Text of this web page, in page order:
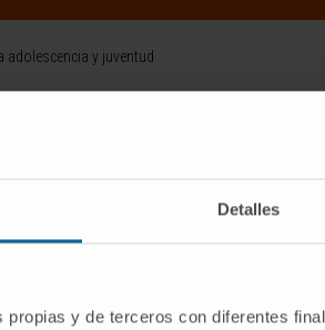
Detalles
propias y de terceros con diferentes
adolescencia y juventud
INVESTIGACIÓN